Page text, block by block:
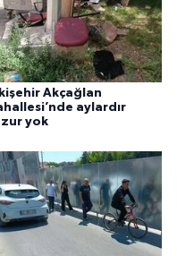
Akçağlan
aylardır
yok